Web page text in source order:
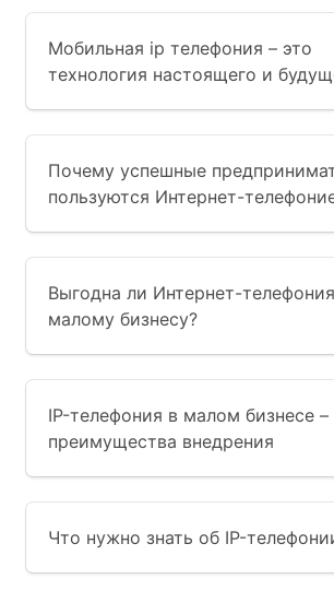
Мобильная ip телефония – это
технология настоящего и
Почему успешные
пользуются Интернет-
Выгодна ли Интернет-телефония
малому бизнесу?
IP-телефония в малом бизнесе –
преимущества внедрения
Что нужно знать об IP-